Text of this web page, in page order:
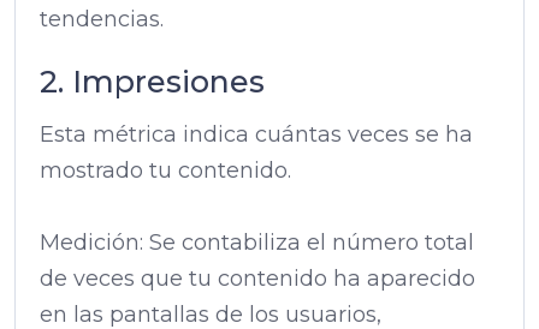
tendencias.
2. Impresiones
Esta métrica indica cuántas veces se ha
mostrado tu contenido.
Medición: Se contabiliza el número total
de veces que tu contenido ha aparecido
en las pantallas de los usuarios,